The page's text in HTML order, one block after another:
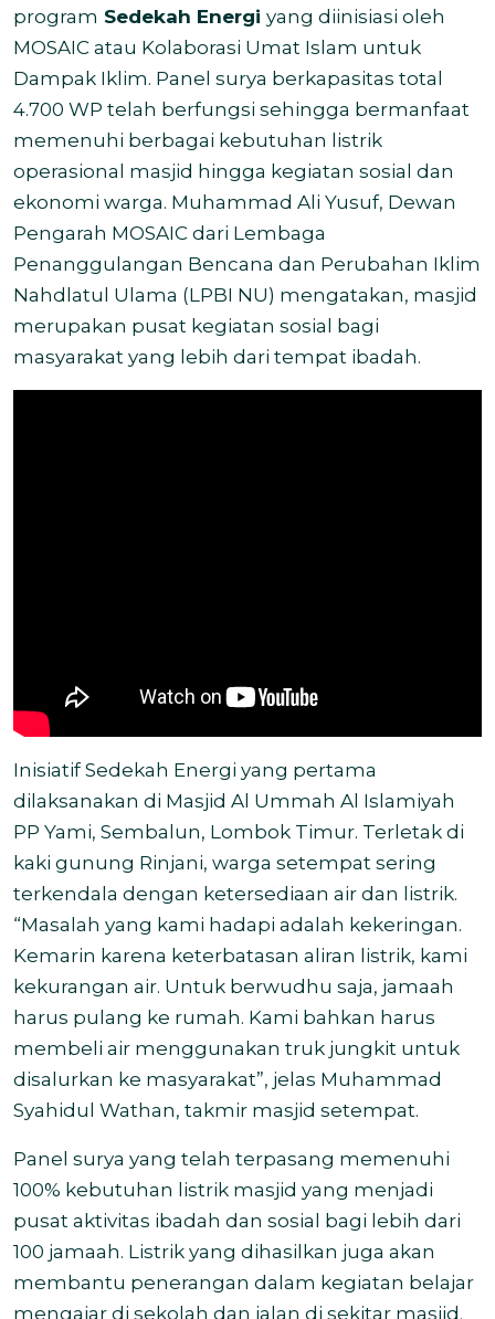
program Sedekah Energi yang diinisiasi oleh
MOSAIC atau Kolaborasi Umat Islam untuk
Dampak Iklim. Panel surya berkapasitas total
4.700 WP telah berfungsi sehingga bermanfaat
memenuhi berbagai kebutuhan listrik
operasional masjid hingga kegiatan sosial dan
ekonomi warga. Muhammad Ali Yusuf, Dewan
Pengarah MOSAIC dari Lembaga
Penanggulangan Bencana dan Perubahan Iklim
Nahdlatul Ulama (LPBI NU) mengatakan, masjid
merupakan pusat kegiatan sosial bagi
masyarakat yang lebih dari tempat ibadah.
Inisiatif Sedekah Energi yang pertama
dilaksanakan di Masjid Al Ummah Al Islamiyah
PP Yami, Sembalun, Lombok Timur. Terletak di
kaki gunung Rinjani, warga setempat sering
terkendala dengan ketersediaan air dan listrik.
“Masalah yang kami hadapi adalah kekeringan.
Kemarin karena keterbatasan aliran listrik, kami
kekurangan air. Untuk berwudhu saja, jamaah
harus pulang ke rumah. Kami bahkan harus
membeli air menggunakan truk jungkit untuk
disalurkan ke masyarakat”, jelas Muhammad
Syahidul Wathan, takmir masjid setempat.
Panel surya yang telah terpasang memenuhi
100% kebutuhan listrik masjid yang menjadi
pusat aktivitas ibadah dan sosial bagi lebih dari
100 jamaah. Listrik yang dihasilkan juga akan
membantu penerangan dalam kegiatan belajar
mengajar di sekolah dan jalan di sekitar masjid.